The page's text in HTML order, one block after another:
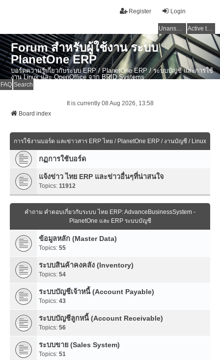
Login
Register
Unanswered topics Active topics
Forum สำหรับผู้ใช้งาน ระบบ
PlanetOne ERP
บอร์ดความรู้เกี่ยวกับระบบ ERP / PlanetOne ERP / ระบบบัญชี และการใช้
งาน Linux และ OpenOffice จาก BRID Systems
FAQ Search
It is currently 08 Aug 2026, 13:58
Board index
การใช้งานบอร์ด และข่าวสาร ERP ไทย / PlanetOne ERP / งานบัญชี / Linux
กฏการใช้บอร์ด
แจ้งข่าว ไทย ERP และข่าวอื่นๆที่น่าสนใจ
Topics: 11912
คำถาม คำตอบเกี่ยวกับระบบ ไทย ERP: AdvanceBusinessSystem -
PlanetOne และ ERP ระบบบัญชี
ข้อมูลหลัก (Master Data)
Topics: 55
ระบบสินค้าคงคลัง (Inventory)
Topics: 54
ระบบบัญชีเจ้าหนี้ (Account Payable)
Topics: 43
ระบบบัญชีลูกหนี้ (Account Receivable)
Topics: 56
ระบบขาย (Sales System)
Topics: 51